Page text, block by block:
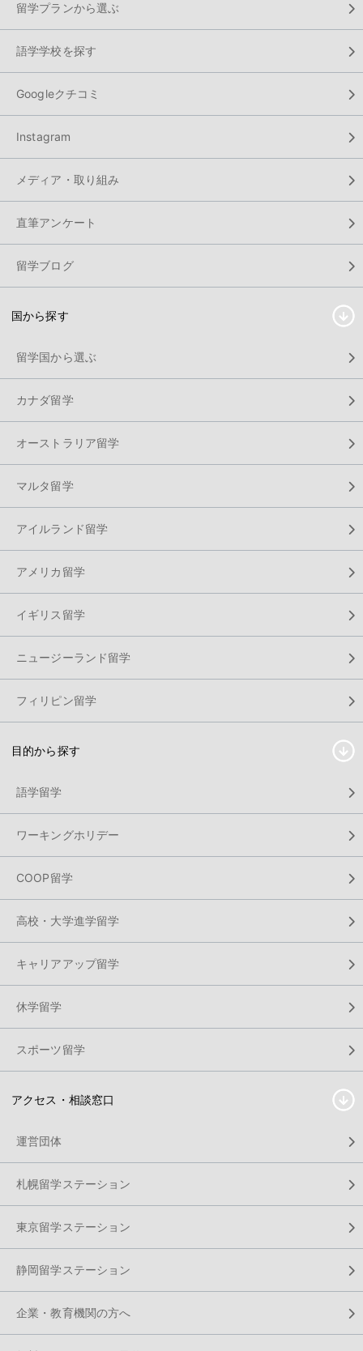
留学プランから選ぶ
語学学校を探す
Googleクチコミ
Instagram
メディア・取り組み
直筆アンケート
留学ブログ
国から探す
留学国から選ぶ
カナダ留学
オーストラリア留学
マルタ留学
アイルランド留学
アメリカ留学
イギリス留学
ニュージーランド留学
フィリピン留学
目的から探す
語学留学
ワーキングホリデー
COOP留学
高校・大学進学留学
キャリアアップ留学
休学留学
スポーツ留学
アクセス・相談窓口
運営団体
札幌留学ステーション
東京留学ステーション
静岡留学ステーション
企業・教育機関の方へ